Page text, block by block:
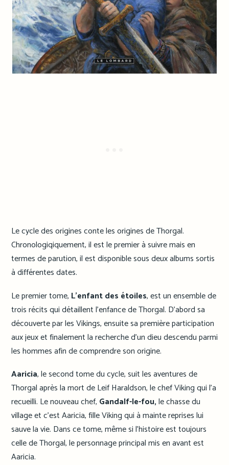
Le cycle des origines conte les origines de Thorgal.
Chronologiqiquement, il est le premier à suivre mais en
termes de parution, il est disponible sous deux albums sortis
à différentes dates.
Le premier tome, L’enfant des étoiles, est un ensemble de
trois récits qui détaillent l’enfance de Thorgal. D’abord sa
découverte par les Vikings, ensuite sa première participation
aux jeux et finalement la recherche d’un dieu descendu parmi
les hommes afin de comprendre son origine.
Aaricia, le second tome du cycle, suit les aventures de
Thorgal après la mort de Leif Haraldson, le chef Viking qui l’a
recueilli. Le nouveau chef, Gandalf-le-fou,le chasse du
village et c’est Aaricia, fille Viking qui à mainte reprises lui
sauve la vie. Dans ce tome, même si l’histoire est toujours
celle de Thorgal, le personnage principal mis en avant est
Aaricia.